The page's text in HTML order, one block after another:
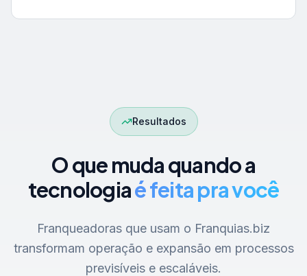
Resultados
O que muda quando a
tecnologiaé feita pra você
Franqueadoras que usam o Franquias.biz
transformam operação e expansão em processos
previsíveis e escaláveis.